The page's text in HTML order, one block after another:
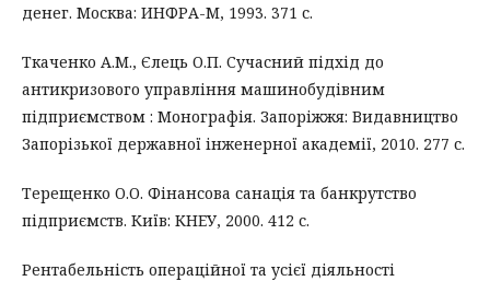
денег. Москва: ИНФРА-М, 1993. 371 с.
Ткаченко А.М., Єлець О.П. Сучасний підхід до
антикризового управління машинобудівним
підприємством : Монографія. Запоріжжя: Видавництво
Запорізької державної інженерної академії, 2010. 277 с.
Терещенко О.О. Фінансова санація та банкрутство
підприємств. Київ: КНЕУ, 2000. 412 с.
Рентабельність операційної та усієї діяльності